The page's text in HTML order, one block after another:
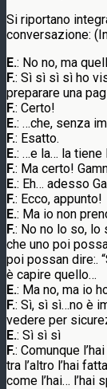
Si riportano
conversazione:
E.: No no, ma
F.: Sì sì sì sì ho
preparare una
F.: Certo!
E.: …che, senza
F.: Esatto.
E.: …e la… la tiene
F.: Ma certo!
E.: Eh… adesso
F.: Ecco, appunto!
E.: Ma io non
F.: No no lo so, lo
che uno poi
poi possan dire:.
è capire quello…
E.: Ma no, ma io
F.: Sì, sì sì…no è
vedere per
E.: Sì sì sì
F.: Comunque
tra l’altro l’hai
come l’hai… l’hai